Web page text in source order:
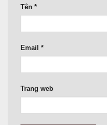
Tên *
Email *
Trang web